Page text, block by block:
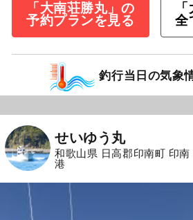
「大南荘勝丸」の
予約プランを見る
全
釣行当日の気象
せいゆう丸
和歌山県 日高郡印南町 印南
港